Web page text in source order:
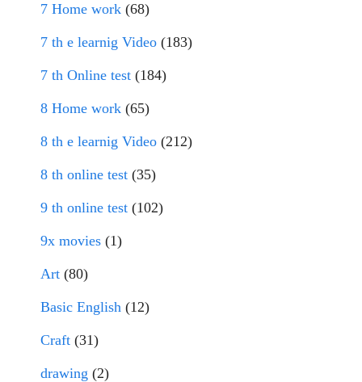
7 Home work (68)
7 th e learnig Video (183)
7 th Online test (184)
8 Home work (65)
8 th e learnig Video (212)
8 th online test (35)
9 th online test (102)
9x movies (1)
Art (80)
Basic English (12)
Craft (31)
drawing (2)